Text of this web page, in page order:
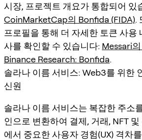
시장, 프로젝트 개요가 통합되어 있
CoinMarketCap의 Bonfida (FIDA).
프로필을 통해 더 자세한 토큰 사용
사를 확인할 수 있습니다: Messari
Binance Research: Bonfida.
솔라나 이름 서비스: Web3를 위한
신원
솔라나 이름 서비스는 복잡한 주소
인으로 변환하여 결제, 거래, NFT
에서 중요한 사용자 경험(UX) 격차